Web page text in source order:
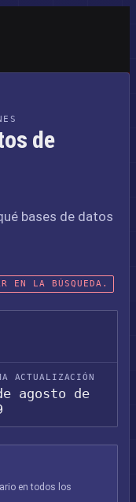
de
bases de datos
EN LA BÚSQUEDA.
ACTUALIZACIÓN
agosto de
en todos los